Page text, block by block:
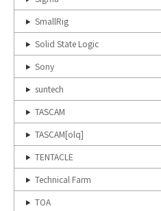
SmallRig
Solid State Logic
Sony
suntech
TASCAM
TASCAM[olq]
TENTACLE
Technical Farm
TOA